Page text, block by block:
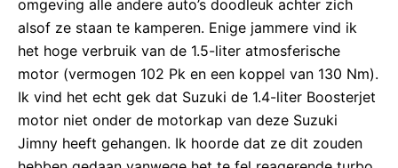
omgeving alle andere auto’s doodleuk achter zich
alsof ze staan te kamperen. Enige jammere vind ik
het hoge verbruik van de 1.5-liter atmosferische
motor (vermogen 102 Pk en een koppel van 130 Nm).
Ik vind het echt gek dat Suzuki de 1.4-liter Boosterjet
motor niet onder de motorkap van deze Suzuki
Jimny heeft gehangen. Ik hoorde dat ze dit zouden